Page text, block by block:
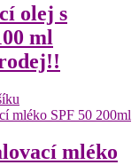
olej s
ml
mléko